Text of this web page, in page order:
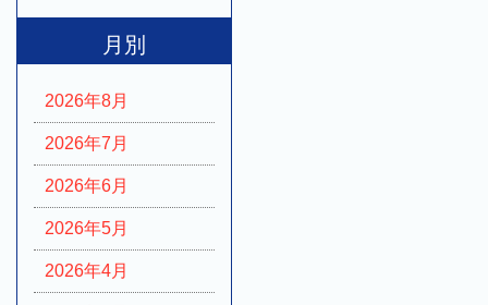
月別
2026年8月
2026年7月
2026年6月
2026年5月
2026年4月